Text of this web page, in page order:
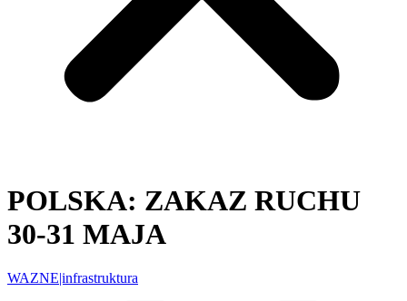
POLSKA: ZAKAZ RUCHU
30-31 MAJA
WAZNE|infrastruktura